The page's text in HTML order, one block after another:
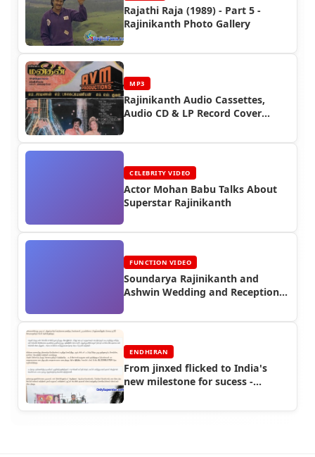
Rajathi Raja (1989) - Part 5 -
Rajinikanth Photo Gallery
MP3
Rajinikanth Audio Cassettes,
Audio CD & LP Record Cover
CELEBRITY VIDEO
Actor Mohan Babu Talks About
Superstar Rajinikanth
FUNCTION VIDEO
Soundarya Rajinikanth and
Ashwin Wedding and Reception
ENDHIRAN
From jinxed flicked to India's
new milestone for sucess -